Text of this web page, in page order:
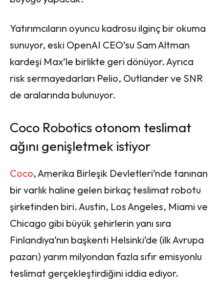
Yatırımcıların oyuncu kadrosu ilginç bir okuma
sunuyor, eski OpenAI CEO’su Sam Altman
kardeşi Max’le birlikte geri dönüyor. Ayrıca
risk sermayedarları Pelio, Outlander ve SNR
de aralarında bulunuyor.
Coco Robotics otonom teslimat
ağını genişletmek istiyor
Coco, Amerika Birleşik Devletleri’nde tanınan
bir varlık haline gelen birkaç teslimat robotu
şirketinden biri. Austin, Los Angeles, Miami ve
Chicago gibi büyük şehirlerin yanı sıra
Finlandiya’nın başkenti Helsinki’de (ilk Avrupa
pazarı) yarım milyondan fazla sıfır emisyonlu
teslimat gerçekleştirdiğini iddia ediyor.